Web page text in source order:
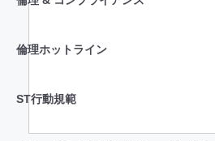
倫理ホットライン
ST行動規範